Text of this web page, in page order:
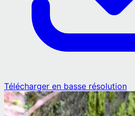
Télécharger en basse résolution